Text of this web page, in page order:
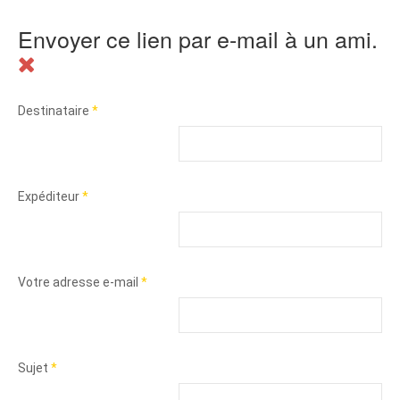
Envoyer ce lien par e-mail à un ami.
Destinataire *
Expéditeur*
Votre adresse e-mail *
Sujet *